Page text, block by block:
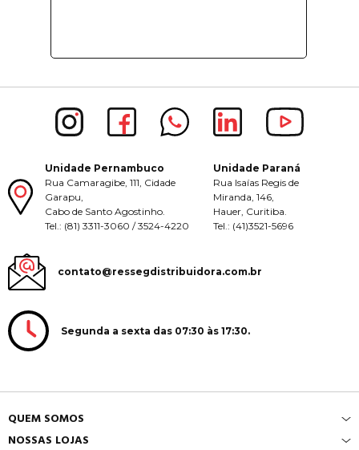
Unidade Pernambuco
Rua Camaragibe, 111, Cidade
Garapu,
Cabo de Santo Agostinho.
Tel.: (81) 3311-3060 / 3524-4220
Unidade Paraná
Rua Isaías Regis de
Miranda, 146,
Hauer, Curitiba.
Tel.: (41)3521-5696
contato@ressegdistribuidora.com.br
Segunda a sexta das 07:30 às 17:30.
QUEM SOMOS
NOSSAS LOJAS